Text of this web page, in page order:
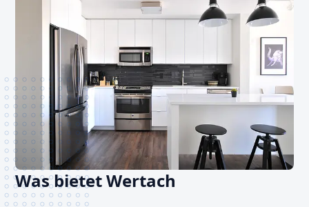
Was bietet Wertach